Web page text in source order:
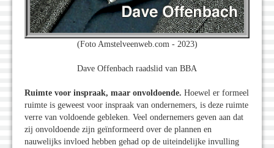
(Foto Amstelveenweb.com - 2023)
Dave Offenbach raadslid van BBA
Ruimte voor inspraak, maar onvoldoende. Hoewel er formeel
ruimte is geweest voor inspraak van ondernemers, is deze ruimte
verre van voldoende gebleken. Veel ondernemers geven aan dat
zij onvoldoende zijn geïnformeerd over de plannen en
nauwelijks invloed hebben gehad op de uiteindelijke invulling